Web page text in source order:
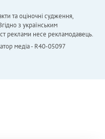
та оціночні судження,
з українським
реклами несе рекламодавець.
медіа - R40-05097